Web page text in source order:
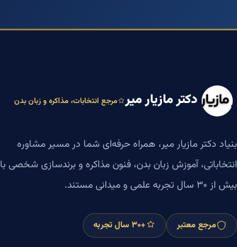
دکتر مازیار میر مرجع انتخابات، مذاکره و زبان بدن
بنیاد دکتر مازیار میر، همراه حرفه‌ای شما در مسیر مشاوره
انتخاباتی، آموزش زبان بدن، فنون مذاکره و برندسازی شخصی با
بیش از ۳۰ سال تجربه علمی و میدانی مستند.
مرجع معتبر +۳۰ سال تجربه